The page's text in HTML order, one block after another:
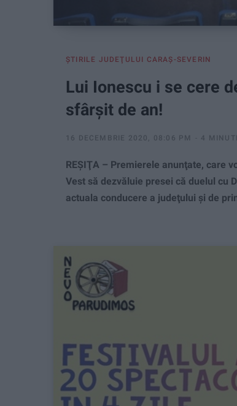
ŞTIRILE JUDEŢULUI CARAŞ-SEVERIN
Lui Ionescu i se cere
sfârşit de an!
16 DECEMBRIE 2020, 08:06 PM 4
REŞIŢA – Premierele anunţate, care
Vest să dezvăluie presei că duelul cu
actuala conducere a judeţului şi de